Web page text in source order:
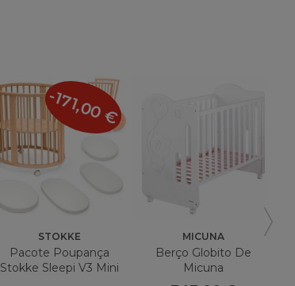
STOKKE
Pacote Poupança
Stokke Sleepi V3 Mini
-171,00 €
MICUNA
Berço Globito De
Micuna